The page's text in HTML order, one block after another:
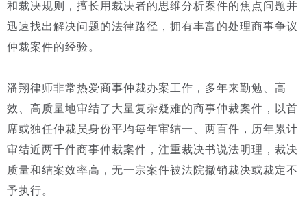
和裁决规则，擅长用裁决者的思维分析案件的焦点问题并
迅速找出解决问题的法律路径，拥有丰富的处理商事争议
仲裁案件的经验。
潘翔律师非常热爱商事仲裁办案工作，多年来勤勉、高
效、高质量地审结了大量复杂疑难的商事仲裁案件，以首
席或独任仲裁员身份平均每年审结一、两百件，历年累计
审结近两千件商事仲裁案件，注重裁决书说法明理，裁决
质量和结案效率高，无一宗案件被法院撤销裁决或裁定不
予执行。